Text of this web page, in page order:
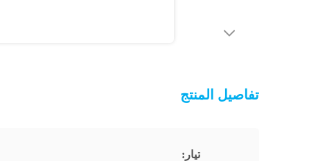
تفاصيل المنتج
تيار: